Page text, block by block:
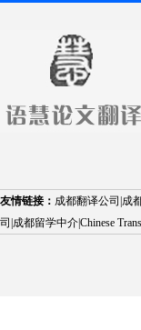
友情链接： 成都翻译公司 成
司 成都留学中介Chinese